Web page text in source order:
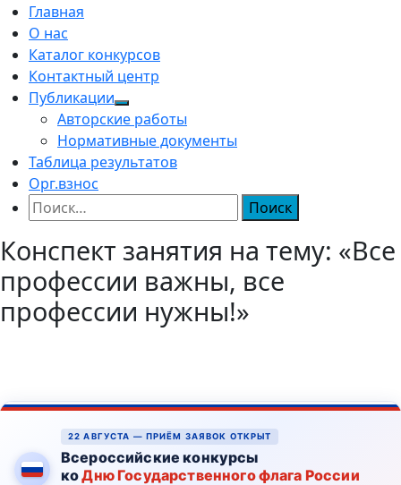
Главная
О нас
Каталог конкурсов
Контактный центр
Публикации
Авторские работы
Нормативные документы
Таблица результатов
Орг.взнос
Найти:
Конспект занятия на тему: «Все
профессии важны, все
профессии нужны!»
22 АВГУСТА — ПРИЁМ ЗАЯВОК ОТКРЫТ
Всероссийские конкурсы
коДню Государственного флага России